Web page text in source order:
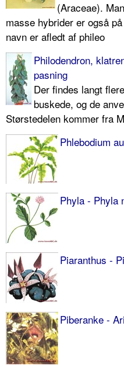
(Araceae).
masse hybrider er også
navn er afledt af phileo
Philodendron,
pasning
Der findes langt
buskede, og de
Størstedelen kommer fra
Phlebodium
Phyla - Phyla
Piaranthus -
Piberanke -